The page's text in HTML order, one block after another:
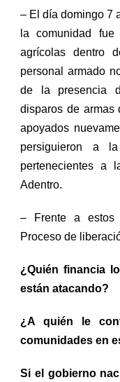
– El día domingo 7
la comunidad fue
agrícolas dentro
personal armado
de
a presencia
disparos de armas
apoyados
persiguieron a
pertenecientes a
Adentro.
– Frente a estos
Proceso de
¿Quién financia
están atacando?
¿A quién le
comunidades en
Si el gobierno